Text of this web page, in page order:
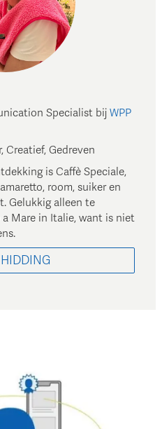
Specialist bij WPP
Creatief, Gedreven
is Caffè Speciale,
room, suiker en
Gelukkig alleen te
Mare in Italie, want is niet
HIDDING